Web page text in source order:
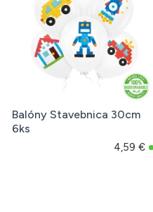
Balóny Stavebnica 30cm
6ks
4,59 €